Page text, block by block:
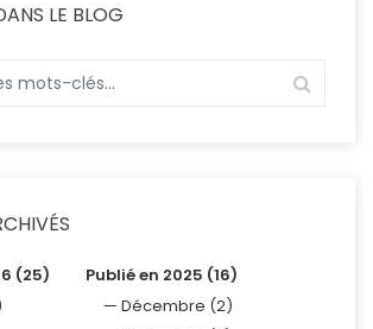
LE BLOG
(25)
Publié en 2025 (16)
Décembre (2)